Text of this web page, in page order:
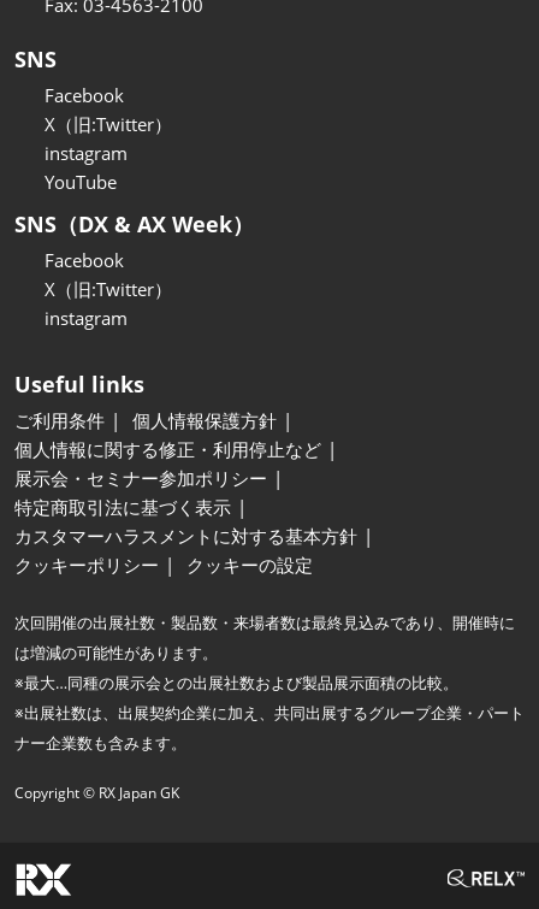
Fax: 03-4563-2100
SNS
Facebook
X（旧:Twitter）
instagram
YouTube
SNS（DX & AX Week）
Facebook
X（旧:Twitter）
instagram
Useful links
ご利用条件
個人情報保護方針
個人情報に関する修正・利用停止など
展示会・セミナー参加ポリシー
特定商取引法に基づく表示
カスタマーハラスメントに対する基本方針
クッキーポリシー
クッキーの設定
次回開催の出展社数・製品数・来場者数は最終見込みであり、開催時に
は増減の可能性があります。
※最大…同種の展示会との出展社数および製品展示面積の比較。
※出展社数は、出展契約企業に加え、共同出展するグループ企業・パート
ナー企業数も含みます。
Copyright © RX Japan GK